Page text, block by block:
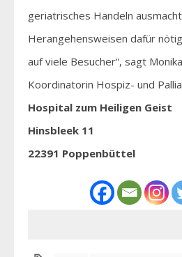
geriatrisches Handeln
Herangehensweisen dafür
auf viele Besucher“, sagt
Koordinatorin Hospiz- und
Hospital zum Heiligen Geist
Hinsbleek 11
22391 Poppenbüttel